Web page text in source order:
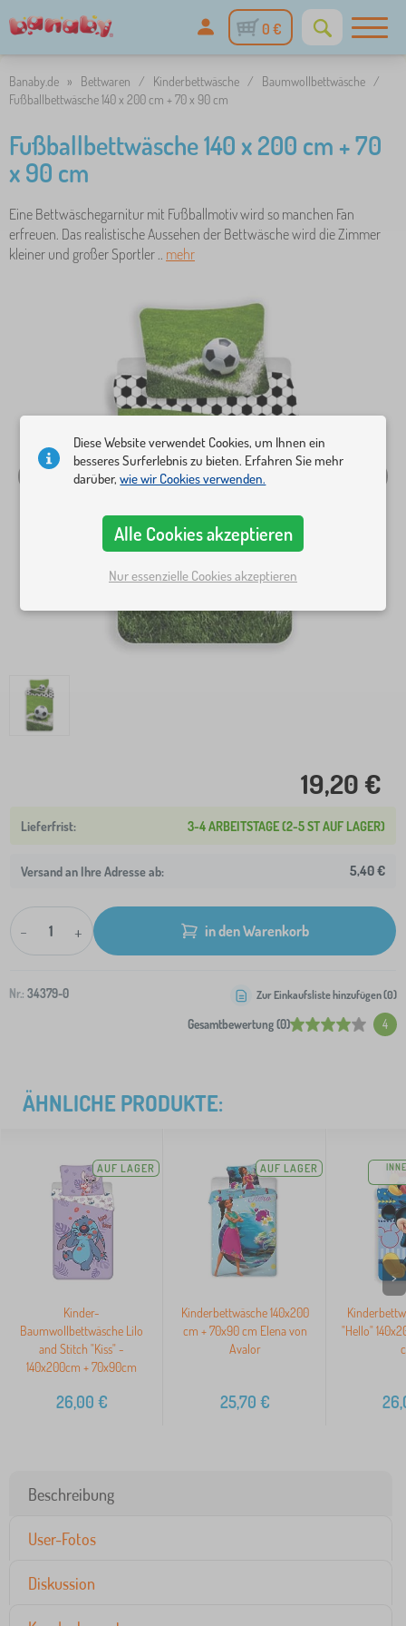
0 €
Banaby.de » Bettwaren / Kinderbettwäsche / Baumwollbettwäsche /
Fußballbettwäsche 140 x 200 cm + 70 x 90 cm
Fußballbettwäsche 140 x 200 cm + 70
x 90 cm
Eine Bettwäschegarnitur mit Fußballmotiv wird so manchen Fan
erfreuen. Das realistische Aussehen der Bettwäsche wird die Zimmer
kleiner und großer Sportler .. mehr
19,20 €
3-4 ARBEITSTAGE (2-5 ST AUF LAGER)
Versand an Ihre Adresse ab: 5,40 €
- + in den Warenkorb
Nr.: 34379-0
Gesamtbewertung (0) 4
Zur Einkaufsliste hinzufügen (0)
ÄHNLICHE PRODUKTE:
AUF LAGER
Kinder-
Baumwollbettwäsche Lilo
and Stitch "Kiss" -
140x200cm + 70x90cm
26,00 €
AUF LAGER
Kinderbettwäsche 140x200
cm + 70x90 cm Elena von
Avalor
25,70 €
"Hello"
>
Beschreibung
User-Fotos
Diskussion
Diese Website verwendet Cookies, um Ihnen ein
besseres Surferlebnis zu bieten. Erfahren Sie mehr
darüber,wie wir Cookies verwenden.
Alle Cookies akzeptieren
Nur essenzielle Cookies akzeptieren